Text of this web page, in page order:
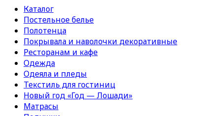
Каталог
Постельное белье
Полотенца
Покрывала и наволочки декоративные
Ресторанам и кафе
Одежда
Одеяла и пледы
Текстиль для гостиниц
Новый год «Год — Лошади»
Матрасы